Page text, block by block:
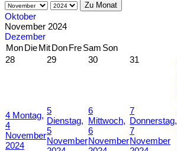
Zu Monat
Oktober
November 2024
Dezember
MonDieMitDonFreSam Son
28
29 30 31
4 Montag,
4
November
2024
5
Dienstag,
5
November
6
Mittwoch,
6
November
7
Donnerstag,
7
November